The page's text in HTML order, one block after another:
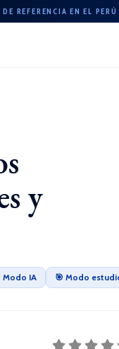
REFERENCIA EN EL PERÚ
y
Modo IA 🎯 Modo